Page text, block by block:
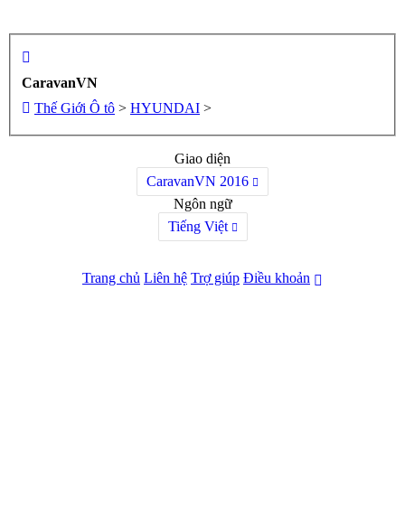
CaravanVN
Thế Giới Ô tô > HYUNDAI >
Giao diện
CaravanVN 2016
Ngôn ngữ
Tiếng Việt
Trang chủ Liên hệ Trợ giúp Điều khoản